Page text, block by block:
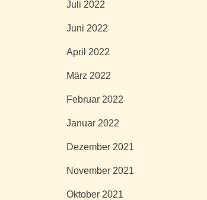
Juli 2022
Juni 2022
April 2022
März 2022
Februar 2022
Januar 2022
Dezember 2021
November 2021
Oktober 2021